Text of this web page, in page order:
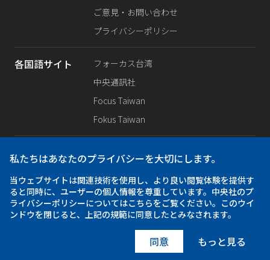
ご意見・お問い合わせ
プライバシーポリシー
各国語サイト
フォーカス台湾
中央通訊社
Focus Taiwan
Fokus Taiwan
SNS公式
Facebook
Instagram
アプリ
iOS
私たちはあなたのプライバシーを大切にします。
当ウェブサイトは関連技術を使用し、より良い閲覧体験を提供す
ると同時に、ユーザーの個人情報を尊重しています。中央社のプ
ライバシーポリシーについてはこちらをご覧ください。このウイ
ンドウを閉じると、上記の規範に同意したとみなされます。
同意 もっと見る